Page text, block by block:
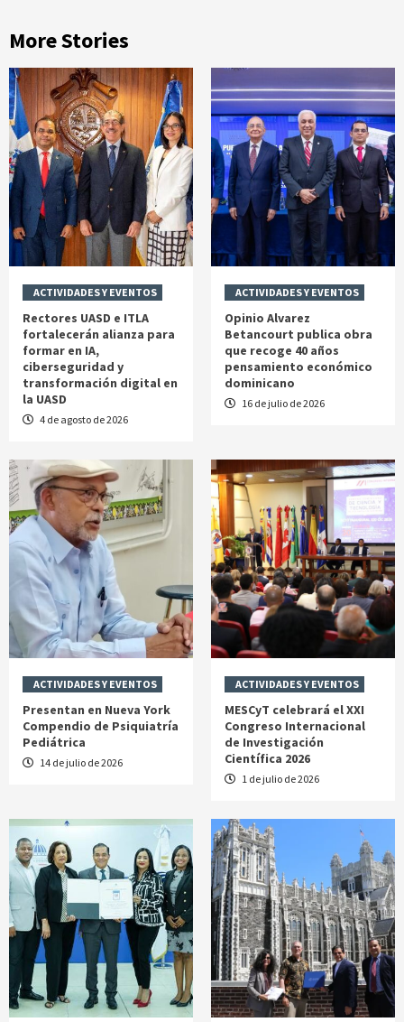
More Stories
ACTIVIDADES Y EVENTOS
Rectores UASD e ITLA
fortalecerán alianza para
formar en IA,
ciberseguridad y
transformación digital en
la UASD
4 de agosto de 2026
ACTIVIDADES Y EVENTOS
Opinio Alvarez
Betancourt publica obra
que recoge 40 años
pensamiento económico
dominicano
16 de julio de 2026
ACTIVIDADES Y EVENTOS
Presentan en Nueva York
Compendio de Psiquiatría
Pediátrica
14 de julio de 2026
ACTIVIDADES Y EVENTOS
MESCyT celebrará el XXI
Congreso Internacional
de Investigación
Científica 2026
1 de julio de 2026